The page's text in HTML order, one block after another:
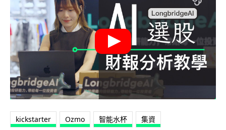
kickstarter Ozmo 智能水杯 集資